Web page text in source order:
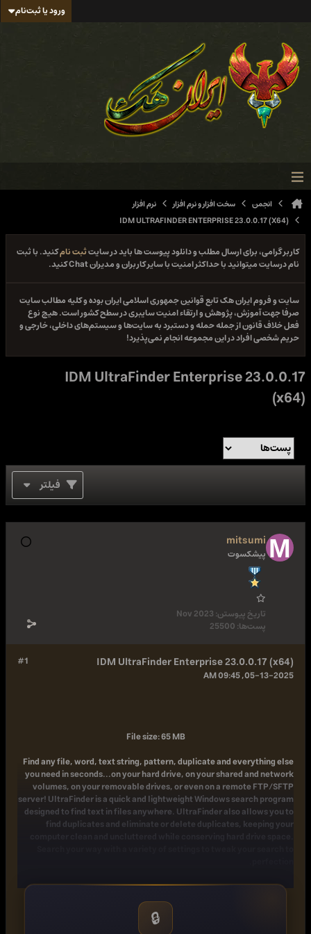
ورود یا ثبت‌نام
انجمن سخت افزار و نرم افزار
نرم افزار
IDM ULTRAFINDER ENTERPRISE 23.0.0.17 (X64)
کاربر گرامی، برای ارسال مطلب و دانلود پیوست ها باید در سایتثبت نامکنید. با ثبت
نام درسایت میتوانید با حداکثر امنیت با سایر کاربران و مدیران Chat کنید.
سایت و فروم ایران هک تابع قوانین جمهوری اسلامی ایران بوده و کلیه مطالب سایت
صرفا جهت آموزش، پژوهش و ارتقاء امنیت سایبری در سطح کشور است. هیچ نوع
فعل خلاف قانون از جمله حمله و دستبرد به سایت‌ها و سیستم‌های داخلی، خارجی و
حریم شخصی افراد در این مجموعه انجام نمی‌پذیرد!
IDM UltraFinder Enterprise 23.0.0.17
(x64)
فیلتر
mitsumi
پیشکسوت
تاریخ پیوستن:Nov 2023
پست‌ها:25500
#1 IDM UltraFinder Enterprise 23.0.0.17 (x64)
05-13-2025, 09:45 AM
File size: 65 MB
Find any file, word, text string, pattern, duplicate and everything else
you need in seconds...on your hard drive, on your shared and network
volumes, on your removable drives, or even on a remote FTP/SFTP
server! UltraFinder is a quick and lightweight Windows search program
designed to find text in files anywhere. UltraFinder also allows you to
find duplicates and eliminate or delete duplicates, keeping your
Your Windows operating system offers limited find options -
UltraFinder includes two powerful but quick and easy to use modes for
finding what you need when you need it: Find Files and Find Duplicates.
🔒